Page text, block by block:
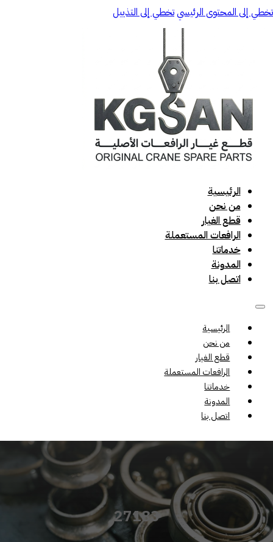
تخطي إلى المحتوى الرئيسيتخطي إلى التذييل
الرئيسية
من نحن
قطع الغيار
الرافعات المستعملة
خدماتنا
المدونة
اتصل بنا
الرئيسية
من نحن
قطع الغيار
الرافعات المستعملة
خدماتنا
المدونة
اتصل بنا
27183